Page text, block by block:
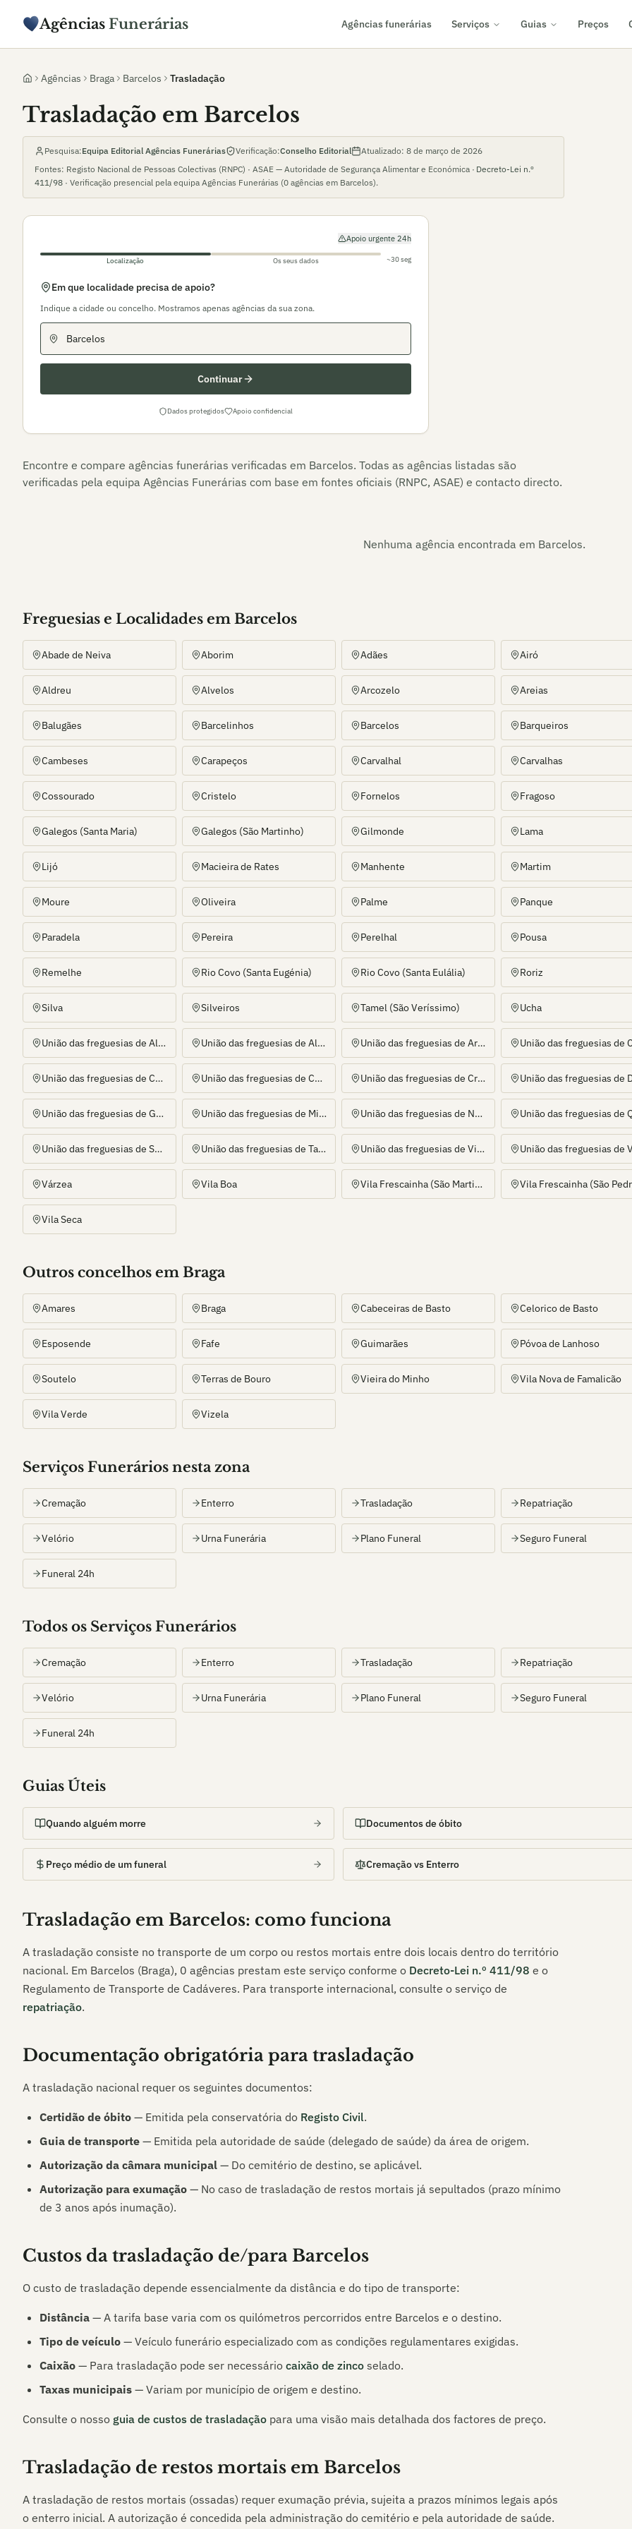
Agências Funerárias Agências funerárias Serviços Guias Preços
Agências Braga Barcelos Trasladação
Trasladação em Barcelos
Pesquisa:Equipa Editorial Agências Funerárias Verificação:Conselho Editorial Atualizado: 8 de março de 2026
Fontes: Registo Nacional de Pessoas Colectivas (RNPC) · ASAE — Autoridade de Segurança Alimentar e Económica · Decreto-Lei n.º
411/98 · Verificação presencial pela equipa Agências Funerárias (0 agências em Barcelos).
Apoio urgente 24h
Localização Os seus dados ~30 seg
Em que localidade precisa de apoio?
Indique a cidade ou concelho. Mostramos apenas agências da sua zona.
Continuar
Dados protegidos Apoio confidencial
Encontre e compare agências funerárias verificadas em Barcelos. Todas as agências listadas são
verificadas pela equipa Agências Funerárias com base em fontes oficiais (RNPC, ASAE) e contacto directo.
Nenhuma agência encontrada em Barcelos.
Freguesias e Localidades em Barcelos
Abade de Neiva Aborim Adães Airó
Aldreu Alvelos Arcozelo Areias
Balugães Barcelinhos Barcelos Barqueiros
Cambeses Carapeços Carvalhal Carvalhas
Cossourado Cristelo Fornelos Fragoso
Galegos (Santa Maria) Galegos (São Martinho) Gilmonde Lama
Lijó Macieira de Rates Manhente Martim
Moure Oliveira Palme Panque
Paradela Pereira Perelhal Pousa
Remelhe Rio Covo (Santa Eugénia) Rio Covo (Santa Eulália) Roriz
Silva Silveiros Tamel (São Veríssimo) Ucha
União das freguesias de Alheira e Igreja Nova União das freguesias de Alvito (São Pedro e São Martinho) e Couto União das freguesias de Areias de Vilar e Encourados
União das freguesias de Carreira e Fonte Coberta União das freguesias de Chorente, Góios, Courel, Pedra Furada e Gueral União das freguesias de Creixomil e Mariz
União das freguesias de Gamil e Midões União das freguesias de Milhazes, Vilar de Figos e Faria União das freguesias de Negreiros e Chavão
União das freguesias de Sequeade e Bastuço (São João e Santo Estevão) União das freguesias de Tamel (Santa Leocádia) e Vilar do Monte União das freguesias de Viatodos, Grimancelos, Minhotães e Monte de Fralães
Várzea Vila Boa Vila Frescainha (São Martinho) Vila Frescainha (São
Vila Seca
Outros concelhos em Braga
Amares Braga Cabeceiras de Basto Celorico de Basto
Esposende Fafe Guimarães Póvoa de Lanhoso
Soutelo Terras de Bouro Vieira do Minho Vila Nova de Famalicão
Vila Verde Vizela
Serviços Funerários nesta zona
Cremação Enterro Trasladação Repatriação
Velório Urna Funerária Plano Funeral Seguro Funeral
Funeral 24h
Todos os Serviços Funerários
Cremação Enterro Trasladação Repatriação
Velório Urna Funerária Plano Funeral Seguro Funeral
Funeral 24h
Guias Úteis
Quando alguém morre Documentos de óbito
Preço médio de um funeral Cremação vs Enterro
Trasladação em Barcelos: como funciona
A trasladação consiste no transporte de um corpo ou restos mortais entre dois locais dentro do território
nacional. Em Barcelos (Braga), 0 agências prestam este serviço conforme o Decreto-Lei n.º 411/98 e o
Regulamento de Transporte de Cadáveres. Para transporte internacional, consulte o serviço de
repatriação.
Documentação obrigatória para trasladação
A trasladação nacional requer os seguintes documentos:
Certidão de óbito — Emitida pela conservatória do Registo Civil.
Guia de transporte — Emitida pela autoridade de saúde (delegado de saúde) da área de origem.
Autorização da câmara municipal — Do cemitério de destino, se aplicável.
Autorização para exumação — No caso de trasladação de restos mortais já sepultados (prazo mínimo
de 3 anos após inumação).
Custos da trasladação de/para Barcelos
O custo de trasladação depende essencialmente da distância e do tipo de transporte:
Distância — A tarifa base varia com os quilómetros percorridos entre Barcelos e o destino.
Tipo de veículo — Veículo funerário especializado com as condições regulamentares exigidas.
Caixão — Para trasladação pode ser necessário caixão de zinco selado.
Taxas municipais — Variam por município de origem e destino.
Consulte o nosso guia de custos de trasladação para uma visão mais detalhada dos factores de preço.
Trasladação de restos mortais em Barcelos
A trasladação de restos mortais (ossadas) requer exumação prévia, sujeita a prazos mínimos legais após
o enterro inicial. A autorização é concedida pela administração do cemitério e pela autoridade de saúde.